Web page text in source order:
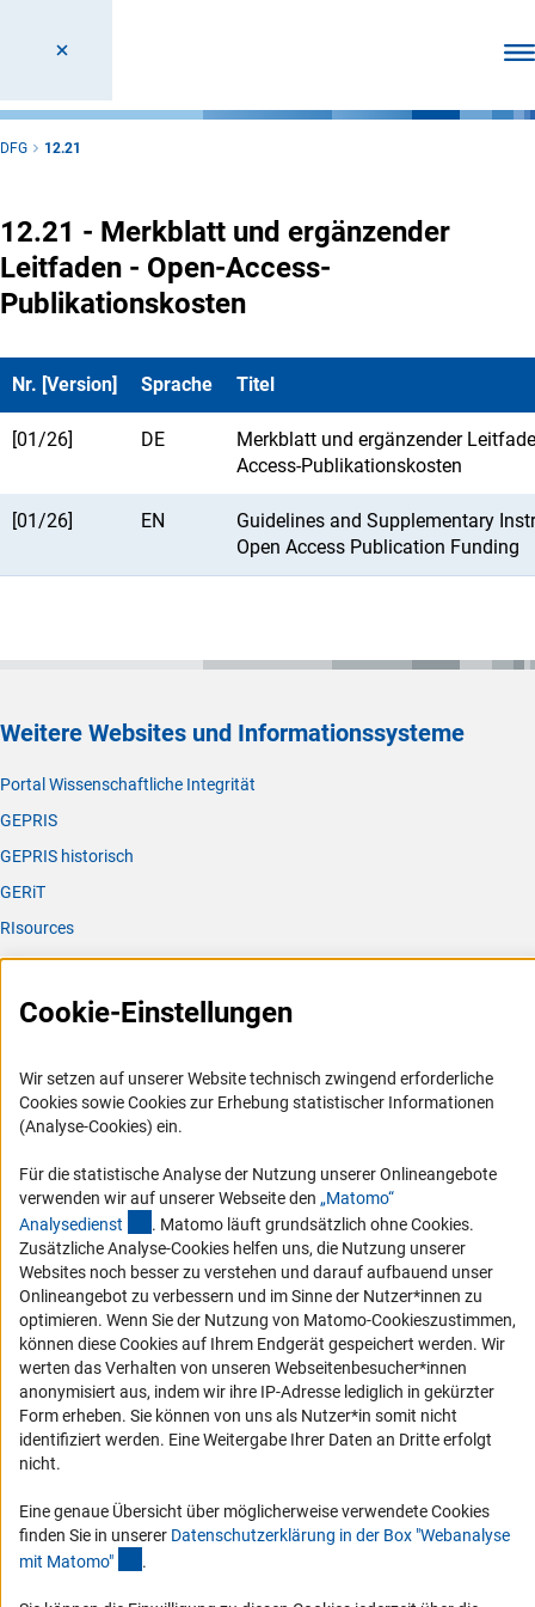
DFG 12.21
12.21 - Merkblatt und ergänzender
Leitfaden - Open-Access-
Publikationskosten
Nr. [Version] Sprache Titel
[01/26] DE
Merkblatt und ergänzender
Access-Publikationskosten
[01/26] EN
Guidelines and Supplementary
Open Access Publication Funding
Weitere Websites und Informationssysteme
Portal Wissenschaftliche Integrität
GEPRIS
GEPRIS historisch
GERiT
RIsources
Service
Presse
Karriere
Logo und Corporate Design
Compliance
Vergabeverfahren
Barrierefreiheit
Service und Informationen für Menschen mit Behinderungen
Erklärung zur Barrierefreiheit
Barriere melden
DFG-aktuell
schauen Sie sich die Ausgaben online an.
Cookie-Einstellungen
Wir setzen auf unserer Website technisch zwingend erforderliche
Cookies sowie Cookies zur Erhebung statistischer Informationen
(Analyse-Cookies) ein.
Für die statistische Analyse der Nutzung unserer Onlineangebote
verwenden wir auf unserer Webseite den „Matomo“
Analysedienst (externer Link)
. Matomo läuft grundsätzlich ohne Cookies.
Zusätzliche Analyse-Cookies helfen uns, die Nutzung unserer
Websites noch besser zu verstehen und darauf aufbauend unser
Onlineangebot zu verbessern und im Sinne der Nutzer*innen zu
optimieren. Wenn Sie der Nutzung von Matomo-Cookieszustimmen,
können diese Cookies auf Ihrem Endgerät gespeichert werden. Wir
werten das Verhalten von unseren Webseitenbesucher*innen
anonymisiert aus, indem wir ihre IP-Adresse lediglich in gekürzter
Form erheben. Sie können von uns als Nutzer*in somit nicht
identifiziert werden. Eine Weitergabe Ihrer Daten an Dritte erfolgt
nicht.
Eine genaue Übersicht über möglicherweise verwendete Cookies
finden Sie in unserer Datenschutzerklärung in der Box "Webanalyse
mit Matomo" .